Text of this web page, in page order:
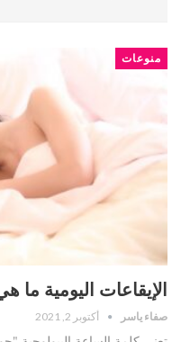
منوعات
الإيقاعات اليومية
صفاء ياسر أكتوبر 2, 2021